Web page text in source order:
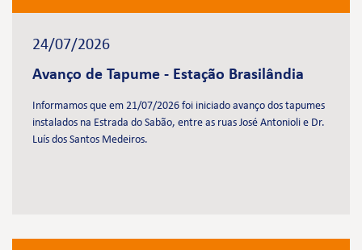
24/07/2026
Avanço de Tapume - Estação Brasilândia
Informamos que em 21/07/2026 foi iniciado avanço dos tapumes
instalados na Estrada do Sabão, entre as ruas José Antonioli e Dr.
Luís dos Santos Medeiros.